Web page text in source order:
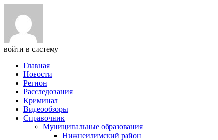
войти в систему
Главная
Новости
Регион
Расследования
Криминал
Видеообзоры
Справочник
Муниципальные образования
Нижнеилимский район